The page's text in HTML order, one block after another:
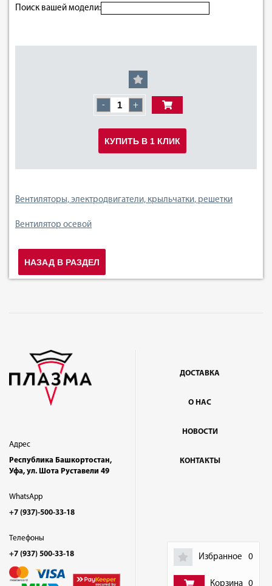
Избранное 0
Корзина 0
Поиск вашей модели:
- +
КУПИТЬ В 1 КЛИК
Вентиляторы, электродвигатели, крыльчатки, решетки
Вентилятор осевой
НАЗАД В РАЗДЕЛ
Адрес
Республика Башкортостан,
Уфа, ул. Шота Руставели 49
WhatsApp
+7 (937)-500-33-18
Телефоны
+7 (937) 500-33-18
ДОСТАВКА
О НАС
НОВОСТИ
КОНТАКТЫ